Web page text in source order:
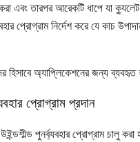
এবং তারপর আরেকটি ধাপে যা
প্রোগ্রাম নির্দেশ করে যে কাচ
হিসাবে অ্যাপ্লিকেশনের জন্য ব্যবহৃত
প্রোগ্রাম প্রদান
পুনর্ব্যবহার প্রোগ্রাম চালু